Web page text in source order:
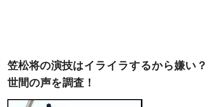
笠松将の演技はイライラするから嫌い？
世間の声を調査！